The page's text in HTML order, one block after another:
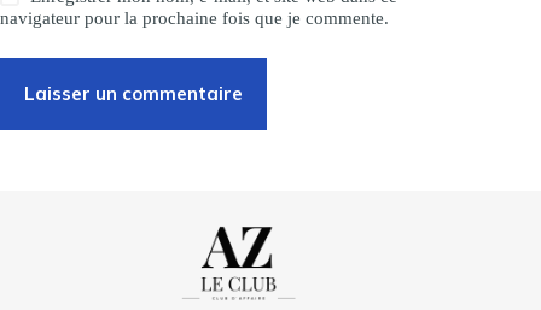
navigateur pour la prochaine fois que je commente.
Laisser un commentaire